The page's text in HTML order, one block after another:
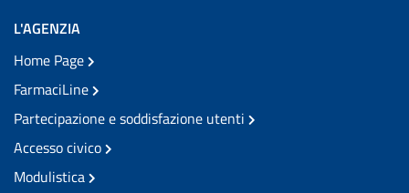
L'AGENZIA
Home Page
FarmaciLine
Partecipazione e soddisfazione utenti
Accesso civico
Modulistica